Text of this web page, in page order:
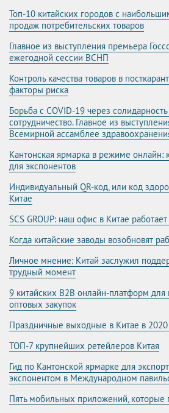
Топ-10 китайских городов с
продаж потребительских товаров
Главное из выступления премьера
ежегодной сессии ВСНП
Контроль качества товаров в
факторы риска
Борьба с COVID-19 через солидарность
сотрудничество. Главное из
Всемирной ассамблее
Кантонская ярмарка в режиме онлайн:
для экспонентов
Индивидуальный QR-код, или код
Китае
SCS GROUP: наш офис в Китае
Когда китайские заводы возобновят
Личное мнение: Китай заслужил
трудный момент
9 китайских B2B онлайн-платформ для
оптовых закупок
Праздничные выходные в Китае в 2020
ТОП-7 крупнейших ретейлеров Китая
Гид по Кантонской ярмарке для
экспонентом в Международном
Пять мобильных приложений, которые